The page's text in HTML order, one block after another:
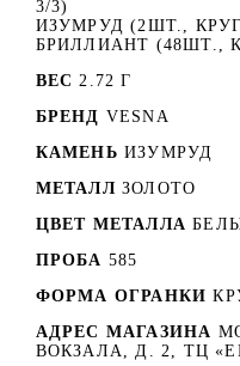
3/3)
ИЗУМРУД (2ШТ.,
БРИЛЛИАНТ (48ШТ.,
ВЕС 2.72 Г
БРЕНД VESNA
КАМЕНЬ ИЗУМРУД
МЕТАЛЛ ЗОЛОТО
ЦВЕТ МЕТАЛЛА
ПРОБА 585
ФОРМА ОГРАНКИ
АДРЕС МАГАЗИНА
ВОКЗАЛА, Д. 2, ТЦ